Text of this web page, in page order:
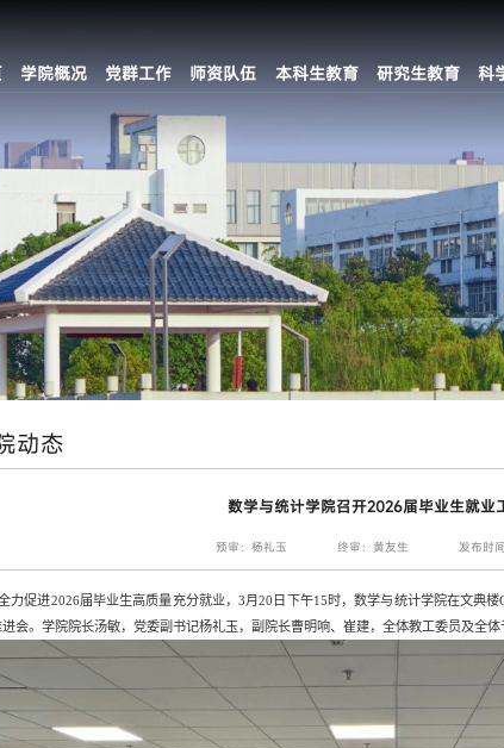
学院概况 党群工作 师资队伍 本科生教育 研究生教育 科
动态
数学与统计学院召开2026届毕业生就业
预审：杨礼玉 终审：黄友生 发布时
力促进2026届毕业生高质量充分就业，3月20日下午15时，数学与统计学院在文典
会。学院院长汤敏，党委副书记杨礼玉，副院长曹明响、崔建，全体教工委员及全